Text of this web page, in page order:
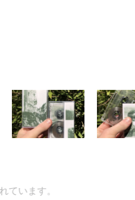
います。